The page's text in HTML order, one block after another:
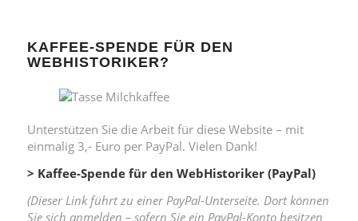
KAFFEE-SPENDE FÜR DEN
WEBHISTORIKER?
Unterstützen Sie die Arbeit für diese Website – mit
einmalig 3,- Euro per PayPal. Vielen Dank!
> Kaffee-Spende für den WebHistoriker (PayPal)
(Dieser Link führt zu einer PayPal-Unterseite. Dort können
Sie sich anmelden – sofern Sie ein PayPal-Konto besitzen